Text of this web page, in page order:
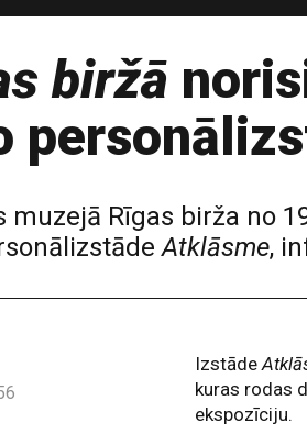
biržā
muzejā Rīgas birža no
Atklāsme,
Izstāde
kuras rodas
ekspozīciju.